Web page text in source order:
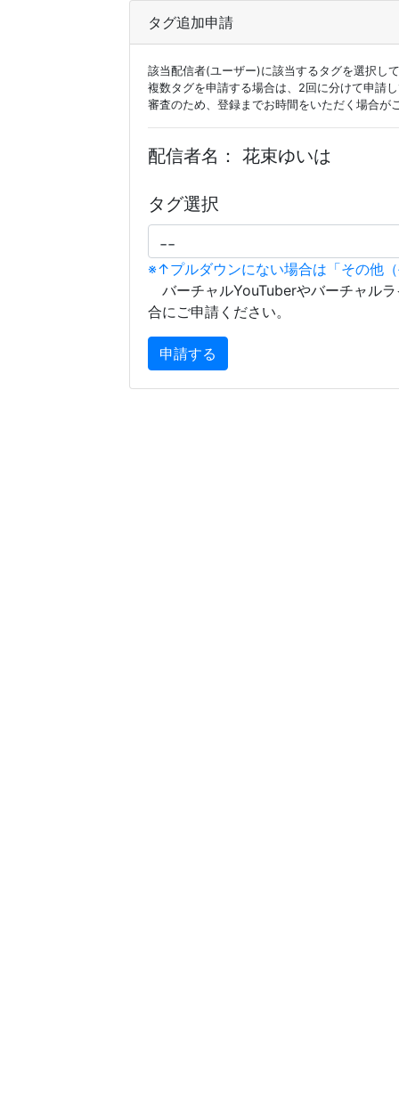
タグ追加申請
該当配信者(ユーザー)に該当するタグを選択し
複数タグを申請する場合は、2回に分けて申請
審査のため、登録までお時間をいただく場合が
配信者名： 花束ゆいは
タグ選択
※↑プルダウンにない場合は「その他
バーチャルYouTuberやバーチャル
合にご申請ください。
申請する